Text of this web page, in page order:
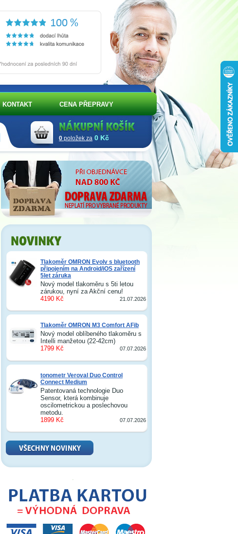
Tlakoměr OMRON Evolv s bluetooth
připojením na Android/iOS zařízení
5let záruka
Nový model tlakoměru s 5ti letou
zárukou, nyní za Akční cenu!
4190 Kč
21.07.2026
Tlakoměr OMRON M3 Comfort AFib
Nový model oblíbeného tlakoměru s
Intelli manžetou (22-42cm)
1799 Kč
07.07.2026
tonometr Veroval Duo Control
Connect Medium
Patentovaná technologie Duo
Sensor, která kombinuje
oscilometrickou a poslechovou
metodu.
1899 Kč
07.07.2026
KONTAKT CENA PŘEPRAVY
0 položek za 0 Kč